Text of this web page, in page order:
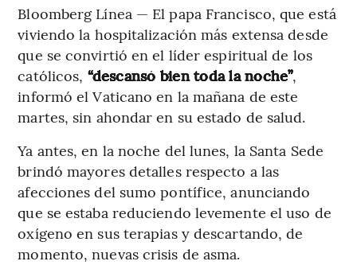
Bloomberg Línea — El papa Francisco, que está
viviendo la hospitalización más extensa desde
que se convirtió en el líder espiritual de los
católicos, “descansó bien toda la noche”,
informó el Vaticano en la mañana de este
martes, sin ahondar en su estado de salud.
Ya antes, en la noche del lunes, la Santa Sede
brindó mayores detalles respecto a las
afecciones del sumo pontífice, anunciando
que se estaba reduciendo levemente el uso de
oxígeno en sus terapias y descartando, de
momento, nuevas crisis de asma.